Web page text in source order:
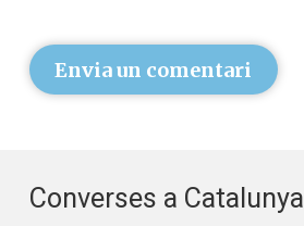
Envia un comentari
Converses a Catalunya